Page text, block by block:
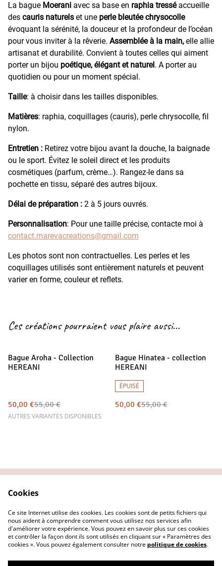
La bague Moerani avec sa base en raphia tresséaccueille
des cauris naturels et une perle bleutée chrysocolle
évoquant la sérénité, la douceur et la profondeur de l’océan
pour vous inviter à la rêverie. Assemblée à la main, elle allie
artisanat et durabilité. Convient à toutes celles qui aiment
porter un bijou poétique, élégant et naturel . A porter au
quotidien ou pour un moment spécial.
Taille: à choisir dans les tailles disponibles.
Matières: raphia, coquillages (cauris), perle chrysocolle, fil
nylon.
Entretien : Retirez votre bijou avant la douche, la baignade
ou le sport. Évitez le soleil direct et les produits
cosmétiques (parfum, crème…). Rangez-le dans sa
pochette en tissu, séparé des autres bijoux.
Délai de préparation : 2 à 5 jours ouvrés.
Personnalisation: Pour une taille précise, contacte moi à
contact.marevacreations@gmail.com
Les photos sont non contractuelles. Les perles et les
coquillages utilisés sont entièrement naturels et peuvent
varier en forme, couleur et reflets.
Ces créations pourraient vous plaire aussi...
%
Bague Aroha - Collection
HEREANI
50,00 €55,00 €
AUTRES VARIANTES DISPONIBLES
%
Bague Hinatea - collection
HEREANI
ÉPUISÉ
50,00 €55,00 €
confidentialité
Cookies
Ce site Internet utilise des cookies. Les cookies sont de petits fichiers qui
nous aident à comprendre comment vous utilisez nos services afin
d'améliorer votre expérience. Vous pouvez en savoir plus sur ces cookies
et contrôler la façon dont ils sont utilisés en cliquant sur « Paramètres des
cookies ». Vous pouvez également consulter notre politique de cookies.